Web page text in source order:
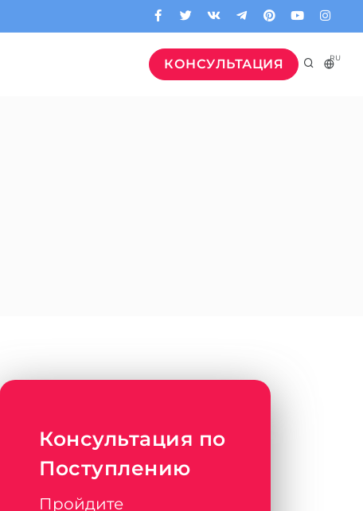
КОНСУЛЬТАЦИЯ RU
Консультация по
Поступлению
Пройдите